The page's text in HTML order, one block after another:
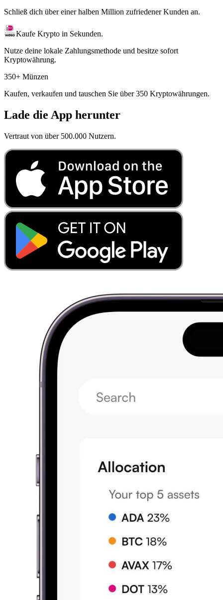
Schließ dich über einer halben Million zufriedener Kunden an.
Kaufe Krypto in Sekunden.
Nutze deine lokale Zahlungsmethode und besitze sofort
Kryptowährung.
350+ Münzen
Kaufen, verkaufen und tauschen Sie über 350 Kryptowährungen.
Lade die App herunter
Vertraut von über 500.000 Nutzern.